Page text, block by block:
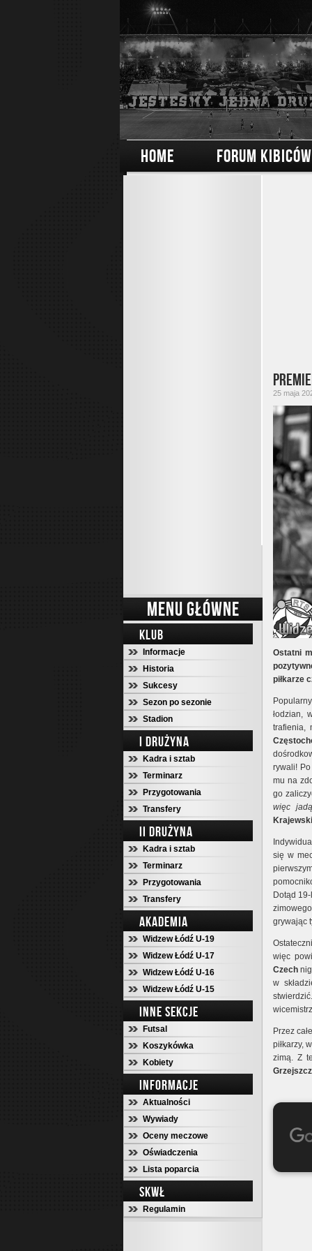
HOME FORUM KIBICÓW
MENU GŁÓWNE
KLUB
Informacje
Historia
Sukcesy
Sezon po sezonie
Stadion
I DRUŻYNA
Kadra i sztab
Terminarz
Przygotowania
Transfery
II DRUŻYNA
Kadra i sztab
Terminarz
Przygotowania
Transfery
AKADEMIA
Widzew Łódź U-19
Widzew Łódź U-17
Widzew Łódź U-16
Widzew Łódź U-15
INNE SEKCJE
Futsal
Koszykówka
Kobiety
INFORMACJE
Aktualności
Wywiady
Oceny meczowe
Oświadczenia
Lista poparcia
SKWŁ
Regulamin
25 maja
Ostatni
piłkarze
łodzian,
trafienia,
rywali!
mu na
go
więc
się w
Dotąd
grywając
więc
Czech
w
Przez
piłkarzy,
zimą. Z